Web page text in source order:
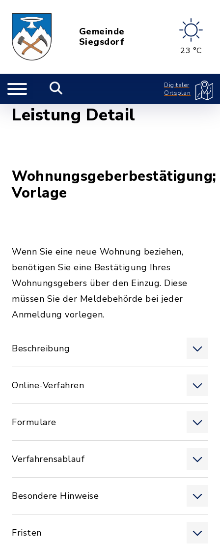
Gemeinde
Siegsdorf
23 °C
Digitaler
Ortsplan
Leistung Detail
Wohnungsgeberbestätigung;
Vorlage
Wenn Sie eine neue Wohnung beziehen,
benötigen Sie eine Bestätigung Ihres
Wohnungsgebers über den Einzug. Diese
müssen Sie der Meldebehörde bei jeder
Anmeldung vorlegen.
Beschreibung
Online-Verfahren
Formulare
Verfahrensablauf
Besondere Hinweise
Fristen